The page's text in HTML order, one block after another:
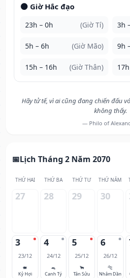
🌑 Giờ Hắc đạo
23h – 0h (Giờ Tí) 3h
5h – 6h (Giờ Mão) 9h
15h – 16h (Giờ Thân)
Hãy tử tế, vì ai cũng đang chiến đấu
không thấy.
— Philo of
Lịch Tháng 2 Năm 2070
THỨ HAI THỨ BA THỨ TƯ THỨ NĂM
27 28 29 30
3
23/12
🐖
Kỷ Hợi
4
24/12
🐀
Canh Tý
5
25/12
🐂
Tân Sửu
6
26/12
🐅
Nhâm Dần